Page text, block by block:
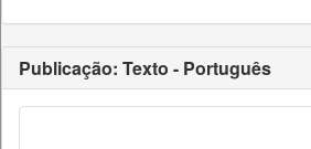
Publicação: Texto - Português